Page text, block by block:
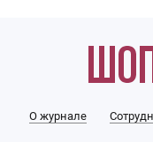
О журнале